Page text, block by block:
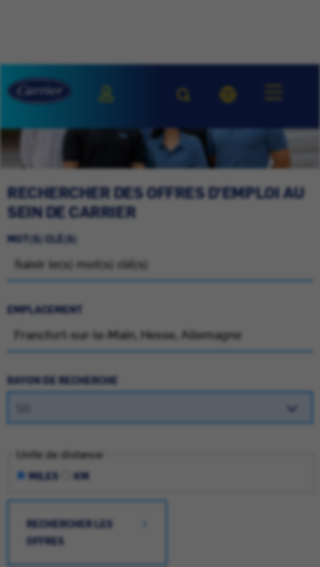
RECHERCHER DES OFFRES D'EMPLOI AU
SEIN DE CARRIER
MOT(S) CLÉ(S)
EMPLACEMENT
RAYON DE RECHERCHE
Unite de distance
MILES KM
RECHERCHER LES
OFFRES